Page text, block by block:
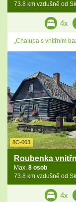
73.8 km vzdušně od
4x
„Chalupa s vnitřním
8C-003
Roubenka
Max. 8 osob
73.8 km vzdušně od
4x